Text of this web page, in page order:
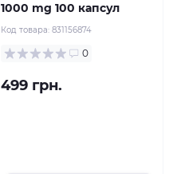
1000 mg 100 капсул
Код товара: 831156874
0
499 грн.